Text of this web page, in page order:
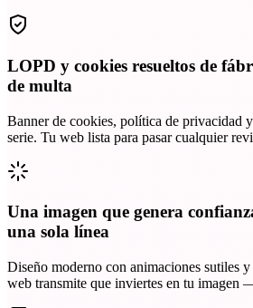
LOPD y cookies resueltos de
de multa
Banner de cookies, política de privacidad
serie. Tu web lista para pasar cualquier
Una imagen que genera
una sola línea
Diseño moderno con animaciones sutiles
web transmite que inviertes en tu imagen